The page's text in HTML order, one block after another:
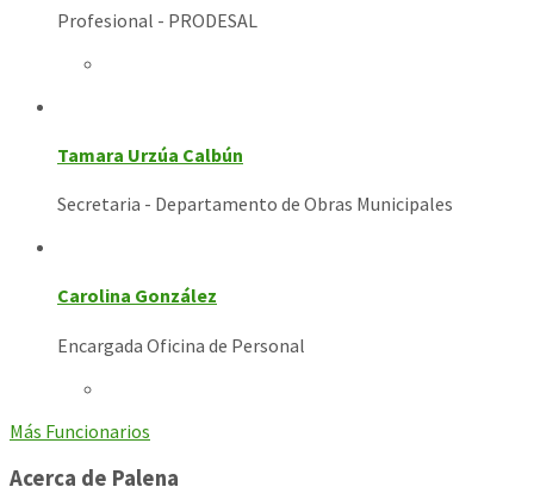
Profesional - PRODESAL
Tamara Urzúa Calbún
Secretaria - Departamento de Obras Municipales
Carolina González
Encargada Oficina de Personal
Más Funcionarios
Acerca de Palena